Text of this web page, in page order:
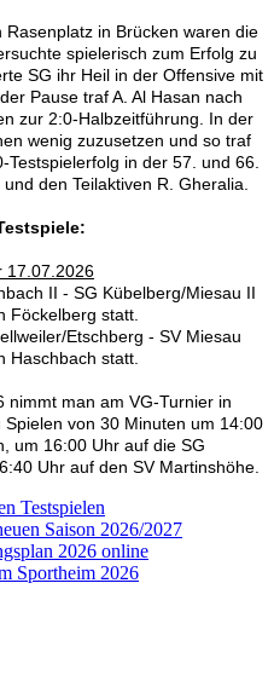
in Brücken waren die
spielerisch zum Erfolg zu
SG ihr Heil in der Offensive mit
Pause traf A. Al Hasan nach
zur 2:0-Halbzeitführung. In der
wenig zuzusetzen und so traf
in der 57. und 66.
den Teilaktiven R. Gheralia.
17.07.2026
II - SG Kübelberg/Miesau II
Föckelberg statt.
Etschberg - SV Miesau
Haschbach statt.
nimmt man am VG-Turnier in
von 30 Minuten um 14:00
um 16:00 Uhr auf die SG
Uhr auf den SV Martinshöhe.
Testspielen
Saison 2026/2027
2026 online
Sportheim 2026